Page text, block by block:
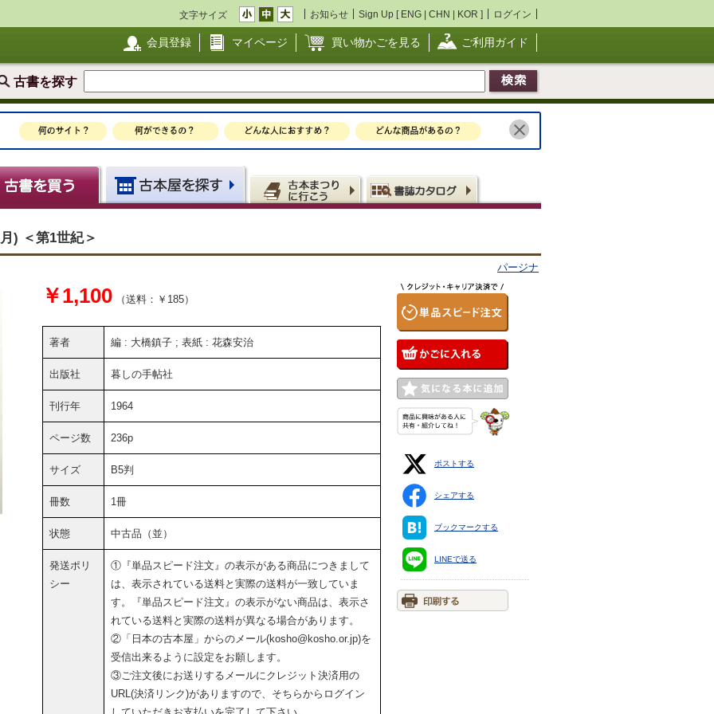
文字サイズ お知らせ Sign Up [ ENG | CHN | KOR ] ログイン
会員登録 マイページ 買い物かごを見る ご利用ガイド
古書を探す
) ＜第1世紀＞
パージナ
￥1,100 （送料：￥185）
著者 編 : 大橋鎮子 ; 表紙 : 花森安治
出版社 暮しの手帖社
刊行年 1964
ページ数 236p
サイズ B5判
冊数 1冊
状態 中古品（並）
発送ポリ
シー
①『単品スピード注文』の表示がある商品につきまして
は、表示されている送料と実際の送料が一致していま
す。『単品スピード注文』の表示がない商品は、表示さ
れている送料と実際の送料が異なる場合があります。
②「日本の古本屋」からのメール(kosho@kosho.or.jp)を
受信出来るように設定をお願します。
③ご注文後にお送りするメールにクレジット決済用の
URL(決済リンク)がありますので、そちらからログイン
ポストする
シェアする
ブックマークする
LINEで送る